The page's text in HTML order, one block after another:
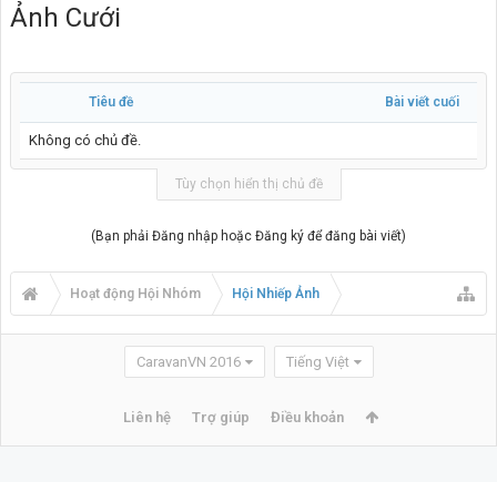
Ảnh Cưới
Tiêu đề Bài viết cuối
Không có chủ đề.
Tùy chọn hiển thị chủ đề
(Bạn phải Đăng nhập hoặc Đăng ký để đăng bài viết)
Hoạt động Hội Nhóm Hội Nhiếp Ảnh
CaravanVN 2016 Tiếng Việt
Liên hệ Trợ giúp Điều khoản